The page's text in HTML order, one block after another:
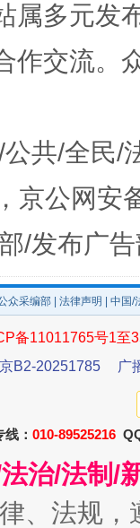
酒驾
“
属多元发
作交流。
共/全民/
京公网安
/发布广
众采编部 法律声明 | 中国
备11011765号1至
B2-20251785
广
： 010-89525216
治/法制/
、法规